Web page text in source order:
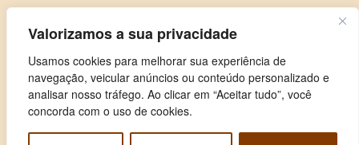
Valorizamos a sua privacidade
Usamos cookies para melhorar sua experiência de
navegação, veicular anúncios ou conteúdo personalizado e
analisar nosso tráfego. Ao clicar em “Aceitar tudo”, você
concorda com o uso de cookies.